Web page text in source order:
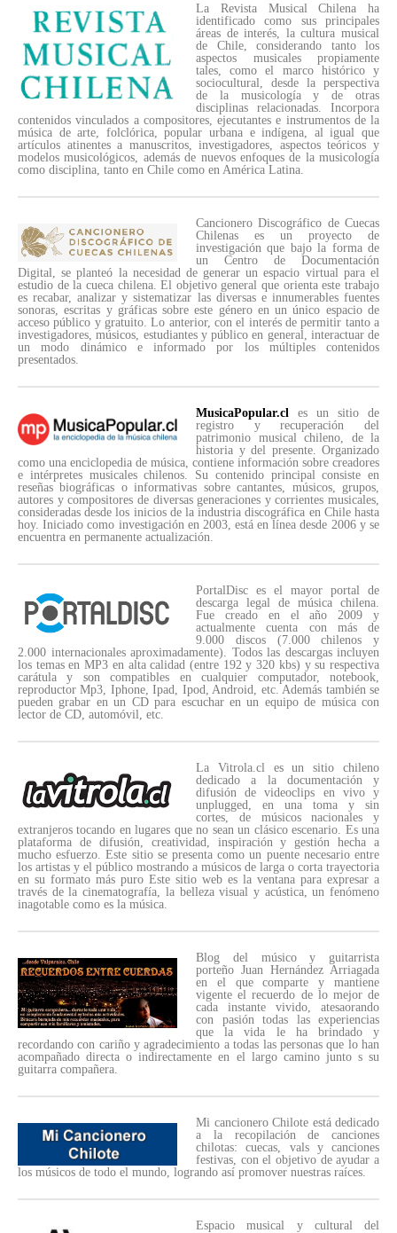
La Revista Musical Chilena ha
identificado como sus principales
áreas de interés, la cultura musical
de Chile, considerando tanto los
aspectos musicales propiamente
tales, como el marco histórico y
sociocultural, desde la perspectiva
de la musicología y de otras
disciplinas relacionadas. Incorpora
contenidos vinculados a compositores, ejecutantes e instrumentos de la
música de arte, folclórica, popular urbana e indígena, al igual que
artículos atinentes a manuscritos, investigadores, aspectos teóricos y
modelos musicológicos, además de nuevos enfoques de la musicología
como disciplina, tanto en Chile como en América Latina.
Cancionero Discográfico de Cuecas
Chilenas es un proyecto de
investigación que bajo la forma de
un Centro de Documentación
Digital, se planteó la necesidad de generar un espacio virtual para el
estudio de la cueca chilena. El objetivo general que orienta este trabajo
es recabar, analizar y sistematizar las diversas e innumerables fuentes
sonoras, escritas y gráficas sobre este género en un único espacio de
acceso público y gratuito. Lo anterior, con el interés de permitir tanto a
investigadores, músicos, estudiantes y público en general, interactuar de
un modo dinámico e informado por los múltiples contenidos
presentados.
MusicaPopular.cl es un sitio de
registro y recuperación del
patrimonio musical chileno, de la
historia y del presente. Organizado
como una enciclopedia de música, contiene información sobre creadores
e intérpretes musicales chilenos. Su contenido principal consiste en
reseñas biográficas o informativas sobre cantantes, músicos, grupos,
autores y compositores de diversas generaciones y corrientes musicales,
consideradas desde los inicios de la industria discográfica en Chile hasta
hoy. Iniciado como investigación en 2003, está en línea desde 2006 y se
encuentra en permanente actualización.
PortalDisc es el mayor portal de
descarga legal de música chilena.
Fue creado en el año 2009 y
actualmente cuenta con más de
9.000 discos (7.000 chilenos y
2.000 internacionales aproximadamente). Todos las descargas incluyen
los temas en MP3 en alta calidad (entre 192 y 320 kbs) y su respectiva
carátula y son compatibles en cualquier computador, notebook,
reproductor Mp3, Iphone, Ipad, Ipod, Android, etc. Además también se
pueden grabar en un CD para escuchar en un equipo de música con
lector de CD, automóvil, etc.
La Vitrola.cl es un sitio chileno
dedicado a la documentación y
difusión de videoclips en vivo y
unplugged, en una toma y sin
cortes, de músicos nacionales y
extranjeros tocando en lugares que no sean un clásico escenario. Es una
plataforma de difusión, creatividad, inspiración y gestión hecha a
mucho esfuerzo. Este sitio se presenta como un puente necesario entre
los artistas y el público mostrando a músicos de larga o corta trayectoria
en su formato más puro Este sitio web es la ventana para expresar a
través de la cinematografía, la belleza visual y acústica, un fenómeno
inagotable como es la música.
Blog del músico y guitarrista
porteño Juan Hernández Arriagada
en el que comparte y mantiene
vigente el recuerdo de lo mejor de
cada instante vivido, atesaorando
con pasión todas las experiencias
que la vida le ha brindado y
recordando con cariño y agradecimiento a todas las personas que lo han
acompañado directa o indirectamente en el largo camino junto s su
guitarra compañera.
Mi cancionero Chilote está dedicado
a la recopilación de canciones
chilotas: cuecas, vals y canciones
festivas, con el objetivo de ayudar a
los músicos de todo el mundo, logrando así promover nuestras raíces.
Espacio musical y cultural del